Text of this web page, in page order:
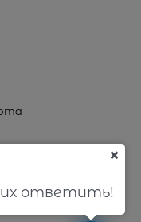
ответить!